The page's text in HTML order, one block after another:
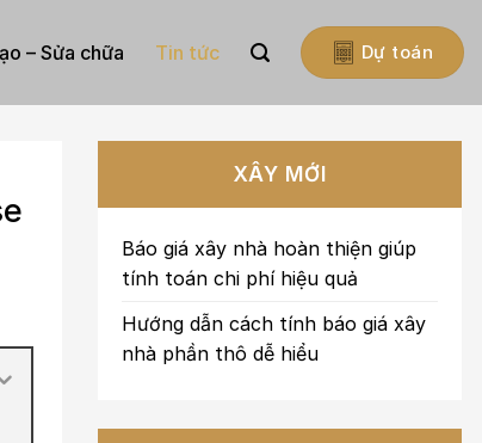
– Sửa chữa Tin tức Dự toán
XÂY MỚI
Báo giá xây nhà hoàn thiện giúp
tính toán chi phí hiệu quả
Hướng dẫn cách tính báo giá xây
nhà phần thô dễ hiểu